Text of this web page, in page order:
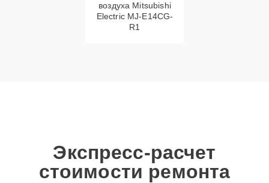
воздуха Mitsubishi
Electric MJ-E14CG-
R1
Экспресс-расчет
стоимости ремонта